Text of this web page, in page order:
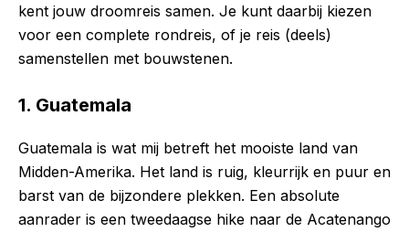
kent jouw droomreis samen. Je kunt daarbij kiezen
voor een complete rondreis, of je reis (deels)
samenstellen met bouwstenen.
1. Guatemala
Guatemala is wat mij betreft het mooiste land van
Midden-Amerika. Het land is ruig, kleurrijk en puur en
barst van de bijzondere plekken. Een absolute
aanrader is een tweedaagse hike naar de Acatenango